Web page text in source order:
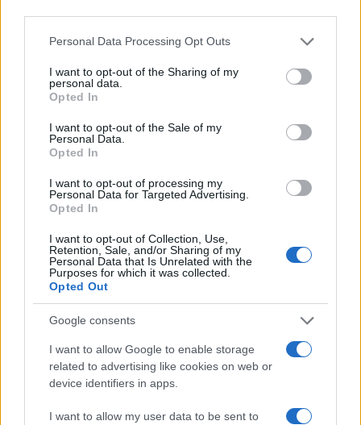
Please note that this website/app uses one or more Google
not limited to your visit or usage behaviour. You may click to
grant or deny consent to Google and its third-party tags to
use your data for below specified purposes in below Google
consent section.
Personal Data Processing Opt Outs
I want to opt-out of the Sharing of my
personal data.
Opted In
I want to opt-out of the Sale of my
Personal Data.
Opted In
I want to opt-out of processing my
Personal Data for Targeted Advertising.
Opted In
I want to opt-out of Collection, Use,
Retention, Sale, and/or Sharing of my
Personal Data that Is Unrelated with the
Purposes for which it was collected.
Opted Out
Google consents
I want to allow Google to enable storage
related to advertising like cookies on web or
device identifiers in apps.
I want to allow my user data to be sent to
Elezioni Comunali Gallura
Inviaci le tue segnalazioni,
Su WhatsApp al numero +39
Notizie in tempo reale?
Entra nel canale telegram di
GalluraOggi.it
Ricevi le nostre ultime news
Google News